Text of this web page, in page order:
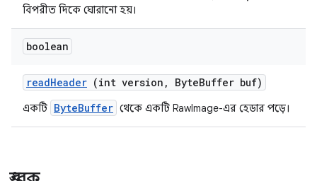
বিপরীত দিকে ঘোরানো হয়।
boolean
readHeader (int version , ByteBuffer buf)
একটি ByteBuffer থেকে একটি RawImage-এর হেডার পড়ে।